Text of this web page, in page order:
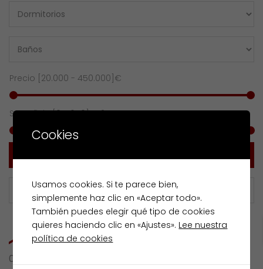
Precio [ 20.000 - 450.000 ]€
Superficie [0-650] m2
0 RESULTS OF
Cookies
Usamos cookies. Si te parece bien,
simplemente haz clic en «Aceptar todo».
También puedes elegir qué tipo de cookies
quieres haciendo clic en «Ajustes». Lee nuestra
política de cookies